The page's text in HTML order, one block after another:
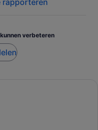
rapporteren
verbeteren